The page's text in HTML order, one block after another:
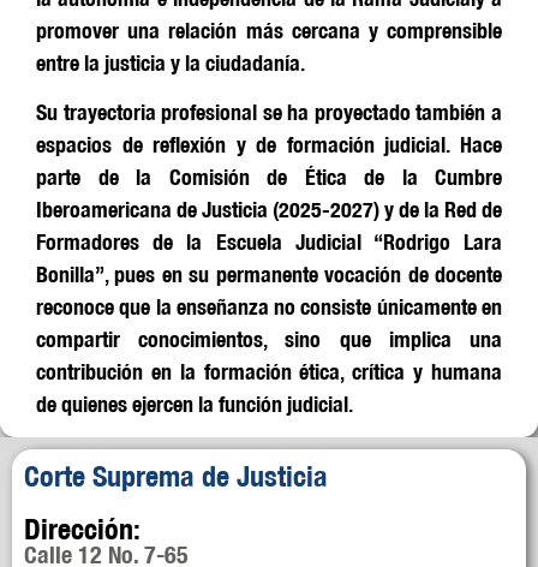
promover una relación más cercana y comprensible
entre la justicia y la ciudadanía.
Su trayectoria profesional se ha proyectado también a
espacios de reflexión y de formación judicial. Hace
parte de la Comisión de Ética de la Cumbre
Iberoamericana de Justicia (2025-2027) yde la Red de
Formadores de la Escuela Judicial “Rodrigo Lara
Bonilla”,pues en su permanente vocación de docente
reconoce que la enseñanza no consiste únicamente en
compartir conocimientos, sino que implica una
contribución en la formación ética, crítica y humana
de quienes ejercen la función judicial.
Corte Suprema de Justicia
Dirección:
Calle 12 No. 7-65